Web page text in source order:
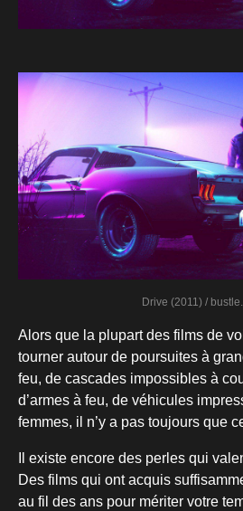
Drive (2011) /
Alors que la plupart des films de
tourner autour de poursuites à
feu, de cascades impossibles à
d’armes à feu, de véhicules
femmes, il n’y a pas toujours que
Il existe encore des perles qui
Des films qui ont acquis
au fil des ans pour mériter votre